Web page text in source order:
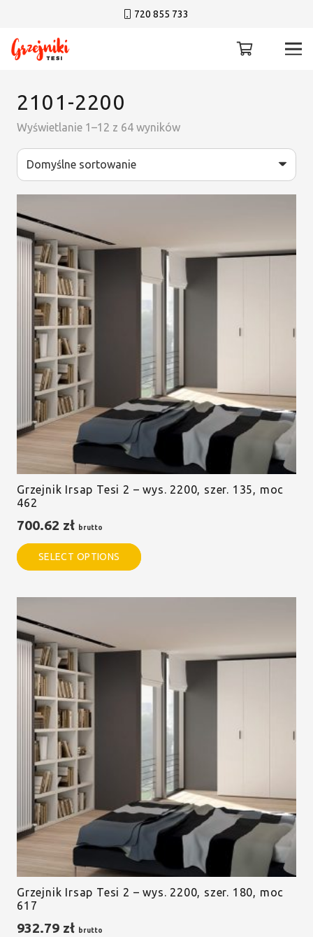
720 855 733
2101-2200
Wyświetlanie 1–12 z 64 wyników
Grzejnik Irsap Tesi 2 – wys. 2200, szer. 135, moc
462
700.62 zł brutto
SELECT OPTIONS
Grzejnik Irsap Tesi 2 – wys. 2200, szer. 180, moc
617
932.79 zł brutto